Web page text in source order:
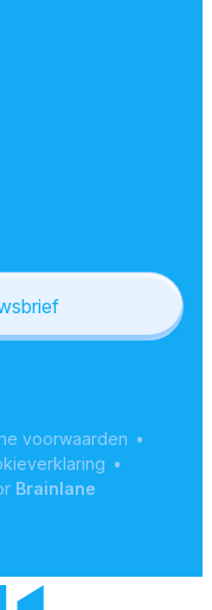
voorwaarden
Brainlane